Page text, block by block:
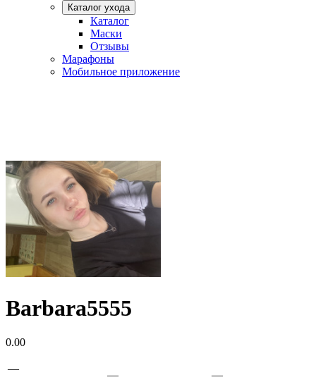
Каталог ухода
Каталог
Маски
Отзывы
Марафоны
Мобильное приложение
Barbara5555
0.00
—
—
—